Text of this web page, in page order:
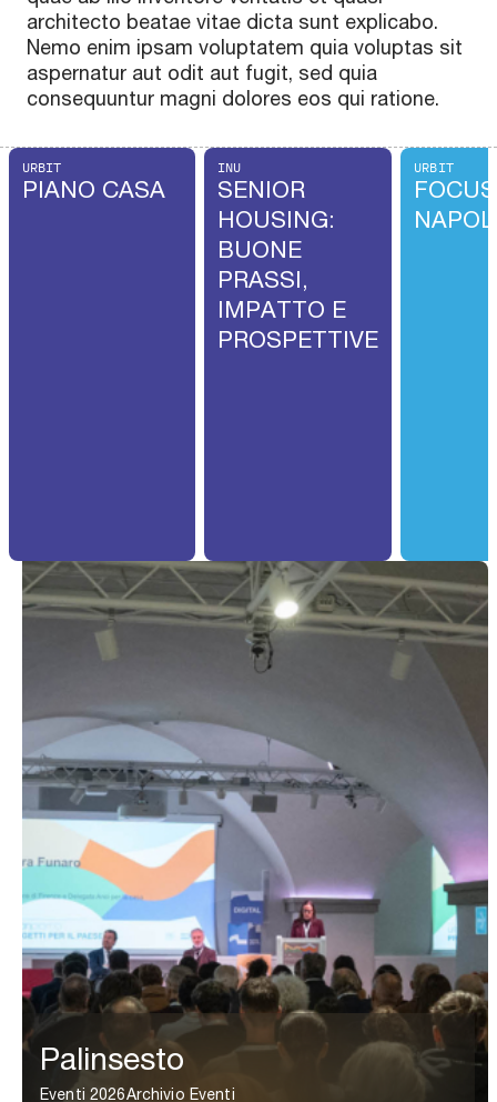
architecto beatae vitae dicta sunt explicabo.
Nemo enim ipsam voluptatem quia voluptas sit
aspernatur aut odit aut fugit, sed quia
consequuntur magni dolores eos qui ratione.
URBIT
PIANO CASA
INU
SENIOR
HOUSING:
BUONE
PRASSI,
IMPATTO E
PROSPETTIVE
URBIT
Palinsesto
Eventi 2026Archivio Eventi